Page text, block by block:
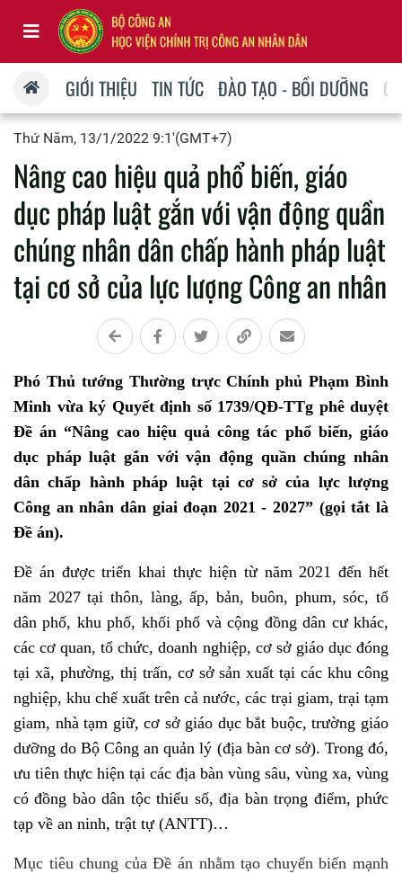
GIỚI THIỆU TIN TỨC ĐÀO TẠO - BỒI DƯỠNG
Thứ Năm, 13/1/2022 9:1'(GMT+7)
Nâng cao hiệu quả phổ biến, giáo
dục pháp luật gắn với vận động quần
chúng nhân dân chấp hành pháp luật
tại cơ sở của lực lượng Công an nhân
Phó Thủ tướng Thường trực Chính phủ Phạm Bình
Minh vừa ký Quyết định số 1739/QĐ-TTg phê duyệt
Đề án “Nâng cao hiệu quả công tác phổ biến, giáo
dục pháp luật gắn với vận động quần chúng nhân
dân chấp hành pháp luật tại cơ sở của lực lượng
Công an nhân dân giai đoạn 2021 - 2027” (gọi tắt là
Đề án).
Đề án được triển khai thực hiện từ năm 2021 đến hết
năm 2027 tại thôn, làng, ấp, bản, buôn, phum, sóc, tổ
dân phố, khu phố, khối phố và cộng đồng dân cư khác,
các cơ quan, tổ chức, doanh nghiệp, cơ sở giáo dục đóng
tại xã, phường, thị trấn, cơ sở sản xuất tại các khu công
nghiệp, khu chế xuất trên cả nước, các trại giam, trại tạm
giam, nhà tạm giữ, cơ sở giáo dục bắt buộc, trường giáo
dưỡng do Bộ Công an quản lý (địa bàn cơ sở). Trong đó,
ưu tiên thực hiện tại các địa bàn vùng sâu, vùng xa, vùng
có đồng bào dân tộc thiểu số, địa bàn trọng điểm, phức
tạp về an ninh, trật tự (ANTT)…
Mục tiêu chung của Đề án nhằm tạo chuyển biến mạnh